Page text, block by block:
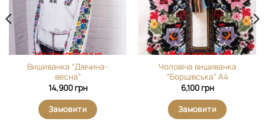
На замовлення
Вишиванка “Дівчина-
весна”
14,900 грн
Замовити
На замовлення
Чоловіча вишиванка
“Борщівська” А4
6,100 грн
Замовити